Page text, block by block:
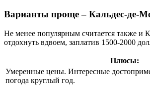
Варианты проще – Кальдес-де-
Не менее популярным считается также
отдохнуть вдвоем, заплатив 1500-2000
Плюсы:
Умеренные цены. Интересные
погода круглый год.